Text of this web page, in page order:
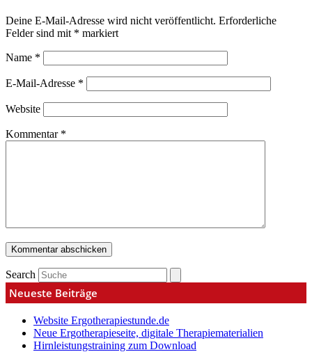
Deine E-Mail-Adresse wird nicht veröffentlicht. Erforderliche
Felder sind mit * markiert
Name *
E-Mail-Adresse *
Website
Kommentar *
Search
Neueste Beiträge
Website Ergotherapiestunde.de
Neue Ergotherapieseite, digitale Therapiematerialien
Hirnleistungstraining zum Download